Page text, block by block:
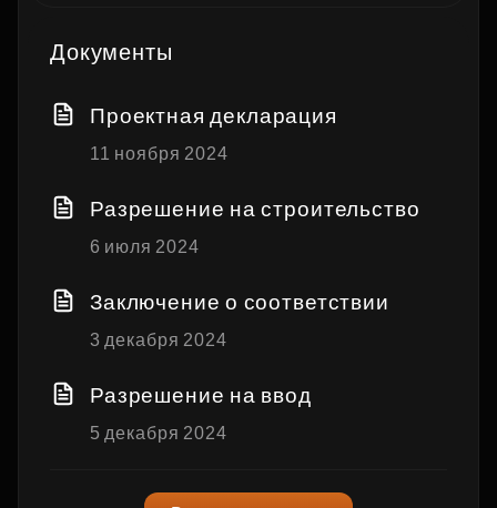
Документы
Проектная декларация
11 ноября 2024
Разрешение на строительство
6 июля 2024
Заключение о соответствии
3 декабря 2024
Разрешение на ввод
5 декабря 2024